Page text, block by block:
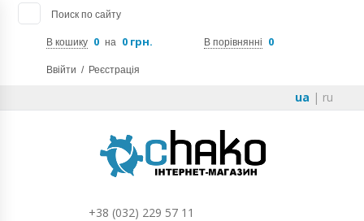
Поиск по сайту
В кошику 0 на 0 грн. В порівнянні 0
Ввійти / Реєстрація
ua | ru
+38 (032) 229 57 11